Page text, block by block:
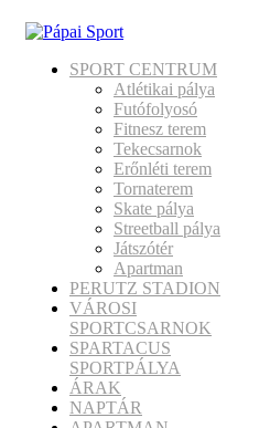
SPORT CENTRUM
Atlétikai pálya
Futófolyosó
Fitnesz terem
Tekecsarnok
Erőnléti terem
Tornaterem
Skate pálya
Streetball pálya
Játszótér
Apartman
PERUTZ STADION
VÁROSI
SPORTCSARNOK
SPARTACUS
SPORTPÁLYA
ÁRAK
NAPTÁR